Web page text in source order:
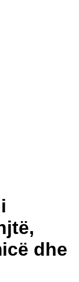
dhe